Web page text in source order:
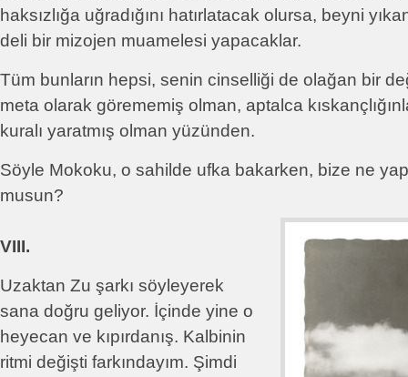
haksızlığa uğradığını hatırlatacak olursa, beyni
deli bir mizojen muamelesi yapacaklar.
Tüm bunların hepsi, senin cinselliği de olağan bir
meta olarak görememiş olman, aptalca
kuralı yaratmış olman yüzünden.
Söyle Mokoku, o sahilde ufka bakarken, bize ne
musun?
VIII.
Uzaktan Zu şarkı söyleyerek
sana doğru geliyor. İçinde yine o
heyecan ve kıpırdanış. Kalbinin
ritmi değişti farkındayım. Şimdi